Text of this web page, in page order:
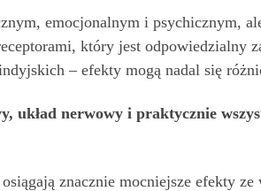
emocjonalnym i psychicznym,
który jest odpowiedzialny
– efekty mogą nadal się
układ nerwowy i praktycznie
znacznie mocniejsze efekty